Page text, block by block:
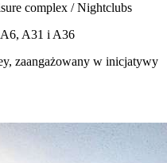
complex / Nightclubs
A6, A31 i A36
zaangażowany w inicjatywy